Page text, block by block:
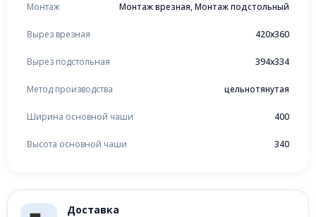
Доставка
Монтаж Монтаж врезная, Монтаж подстольный
Вырез врезная 420x360
Вырез подстольная 394x334
Метод производства цельнотянутая
Ширина основной чаши 400
Высота основной чаши 340